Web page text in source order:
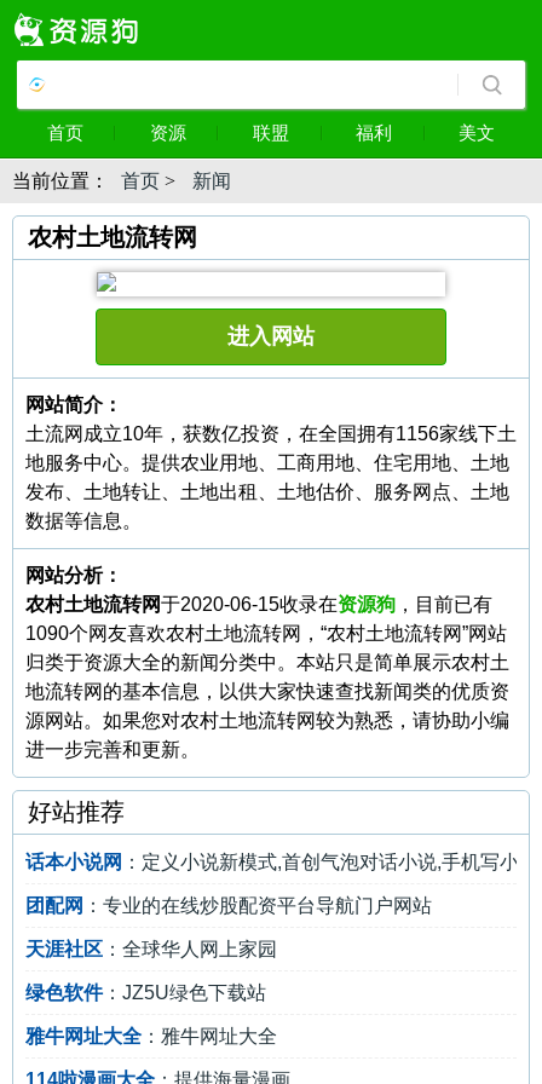
首页 资源 联盟 福利 美文
当前位置： 首页 > 新闻
农村土地流转网
进入网站
网站简介：
土流网成立10年，获数亿投资，在全国拥有1156家线下土
地服务中心。提供农业用地、工商用地、住宅用地、土地
发布、土地转让、土地出租、土地估价、服务网点、土地
数据等信息。
网站分析：
农村土地流转网于2020-06-15收录在资源狗 ，目前已有
1090个网友喜欢农村土地流转网，“农村土地流转网”网站
归类于资源大全的新闻分类中。本站只是简单展示农村土
地流转网的基本信息，以供大家快速查找新闻类的优质资
源网站。如果您对农村土地流转网较为熟悉，请协助小编
进一步完善和更新。
好站推荐
话本小说网 ：定义小说新模式,首创气泡对话小说,手机写小
团配网 ：专业的在线炒股配资平台导航门户网站
天涯社区 ：全球华人网上家园
绿色软件：JZ5U绿色下载站
雅牛网址大全 ：雅牛网址大全
114啦漫画大全 ：提供海量漫画,